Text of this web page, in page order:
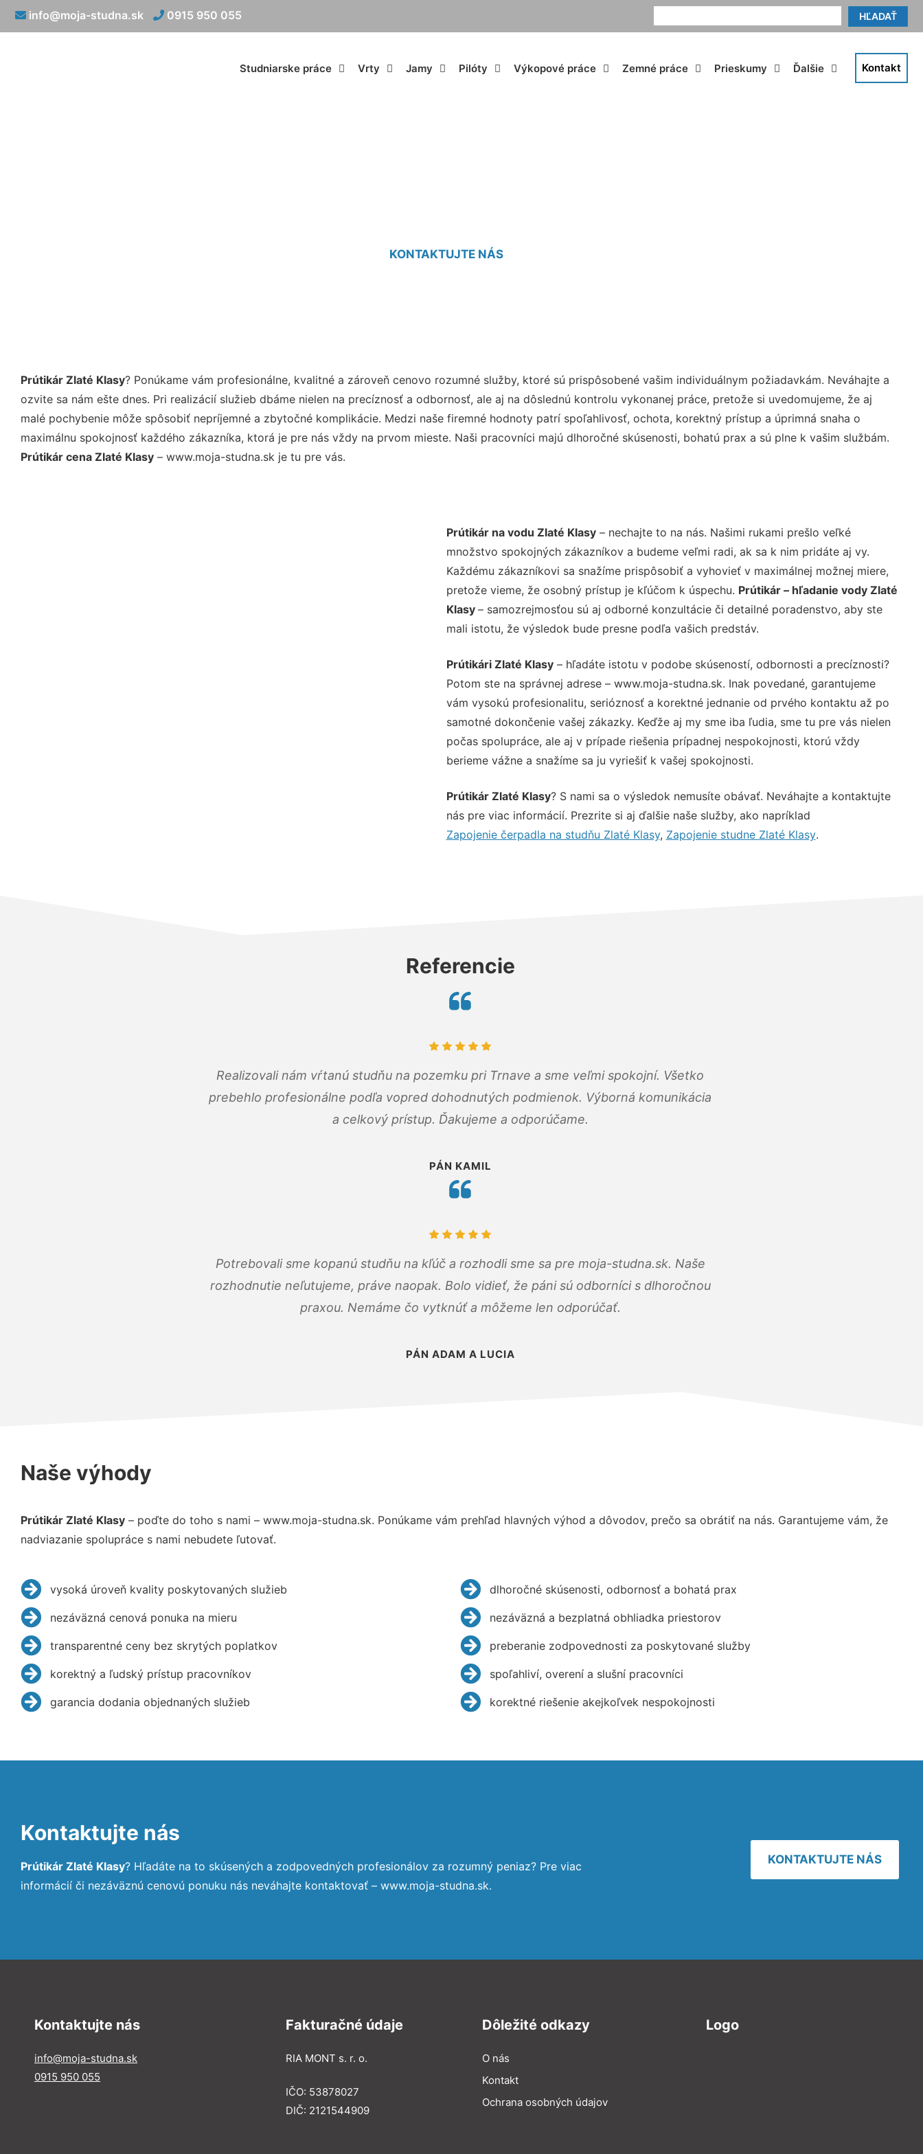
HĽADAŤ
info@moja-studna.sk 0915 950 055
Studniarske práce Vrty Jamy Pilóty Výkopové práce Zemné práce Prieskumy Ďalšie Kontakt
KONTAKTUJTE NÁS
Prútikár Zlaté Klasy? Ponúkame vám profesionálne, kvalitné a zároveň cenovo rozumné služby, ktoré sú prispôsobené vašim individuálnym požiadavkám. Neváhajte a
ozvite sa nám ešte dnes. Pri realizácií služieb dbáme nielen na precíznosť a odbornosť, ale aj na dôslednú kontrolu vykonanej práce, pretože si uvedomujeme, že aj
malé pochybenie môže spôsobiť nepríjemné a zbytočné komplikácie. Medzi naše firemné hodnoty patrí spoľahlivosť, ochota, korektný prístup a úprimná snaha o
maximálnu spokojnosť každého zákazníka, ktorá je pre nás vždy na prvom mieste. Naši pracovníci majú dlhoročné skúsenosti, bohatú prax a sú plne k vašim službám.
Prútikár cena Zlaté Klasy – www.moja-studna.sk je tu pre vás.
Prútikár na vodu Zlaté Klasy– nechajte to na nás. Našimi rukami prešlo veľké
množstvo spokojných zákazníkov a budeme veľmi radi, ak sa k nim pridáte aj vy.
Každému zákazníkovi sa snažíme prispôsobiť a vyhovieť v maximálnej možnej miere,
pretože vieme, že osobný prístup je kľúčom k úspechu. Prútikár – hľadanie vody Zlaté
Klasy – samozrejmosťou sú aj odborné konzultácie či detailné poradenstvo, aby ste
mali istotu, že výsledok bude presne podľa vašich predstáv.
Prútikári Zlaté Klasy– hľadáte istotu v podobe skúseností, odbornosti a precíznosti?
Potom ste na správnej adrese – www.moja-studna.sk. Inak povedané, garantujeme
vám vysokú profesionalitu, serióznosť a korektné jednanie od prvého kontaktu až po
samotné dokončenie vašej zákazky. Keďže aj my sme iba ľudia, sme tu pre vás nielen
počas spolupráce, ale aj v prípade riešenia prípadnej nespokojnosti, ktorú vždy
berieme vážne a snažíme sa ju vyriešiť k vašej spokojnosti.
Prútikár Zlaté Klasy? S nami sa o výsledok nemusíte obávať. Neváhajte a kontaktujte
nás pre viac informácií. Prezrite si aj ďalšie naše služby, ako napríklad
Zapojenie čerpadla na studňu Zlaté Klasy, Zapojenie studne Zlaté Klasy.
Referencie
Realizovali nám vŕtanú studňu na pozemku pri Trnave a sme veľmi spokojní. Všetko
prebehlo profesionálne podľa vopred dohodnutých podmienok. Výborná komunikácia
a celkový prístup. Ďakujeme a odporúčame.
PÁN KAMIL
Potrebovali sme kopanú studňu na kľúč a rozhodli sme sa pre moja-studna.sk. Naše
rozhodnutie neľutujeme, práve naopak. Bolo vidieť, že páni sú odborníci s dlhoročnou
praxou. Nemáme čo vytknúť a môžeme len odporúčať.
PÁN ADAM A LUCIA
Naše výhody
Prútikár Zlaté Klasy – poďte do toho s nami – www.moja-studna.sk. Ponúkame vám prehľad hlavných výhod a dôvodov, prečo sa obrátiť na nás. Garantujeme vám, že
nadviazanie spolupráce s nami nebudete ľutovať.
vysoká úroveň kvality poskytovaných služieb
nezáväzná cenová ponuka na mieru
transparentné ceny bez skrytých poplatkov
korektný a ľudský prístup pracovníkov
garancia dodania objednaných služieb
dlhoročné skúsenosti, odbornosť a bohatá prax
nezáväzná a bezplatná obhliadka priestorov
preberanie zodpovednosti za poskytované služby
spoľahliví, overení a slušní pracovníci
korektné riešenie akejkoľvek nespokojnosti
Kontaktujte nás
Prútikár Zlaté Klasy? Hľadáte na to skúsených a zodpovedných profesionálov za rozumný peniaz? Pre viac
informácií či nezáväznú cenovú ponuku nás neváhajte kontaktovať – www.moja-studna.sk.
KONTAKTUJTE NÁS
Kontaktujte nás
info@moja-studna.sk
0915 950 055
Fakturačné údaje
RIA MONT s. r. o.
IČO: 53878027
DIČ: 2121544909
Dôležité odkazy
O nás
Kontakt
Ochrana osobných údajov
Logo